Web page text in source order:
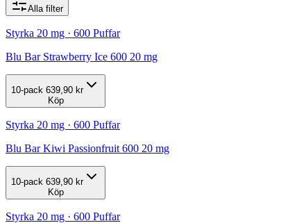
Alla filter
Styrka 20 mg · 600 Puffar
Blu Bar Strawberry Ice 600 20 mg
10-pack 639,90 kr
Köp
Styrka 20 mg · 600 Puffar
Blu Bar Kiwi Passionfruit 600 20 mg
10-pack 639,90 kr
Köp
Styrka 20 mg · 600 Puffar